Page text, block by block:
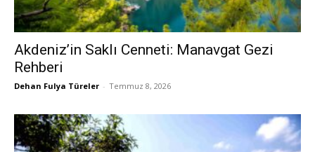
Akdeniz’in Saklı Cenneti: Manavgat Gezi
Rehberi
Dehan Fulya Türeler - Temmuz 8, 2026